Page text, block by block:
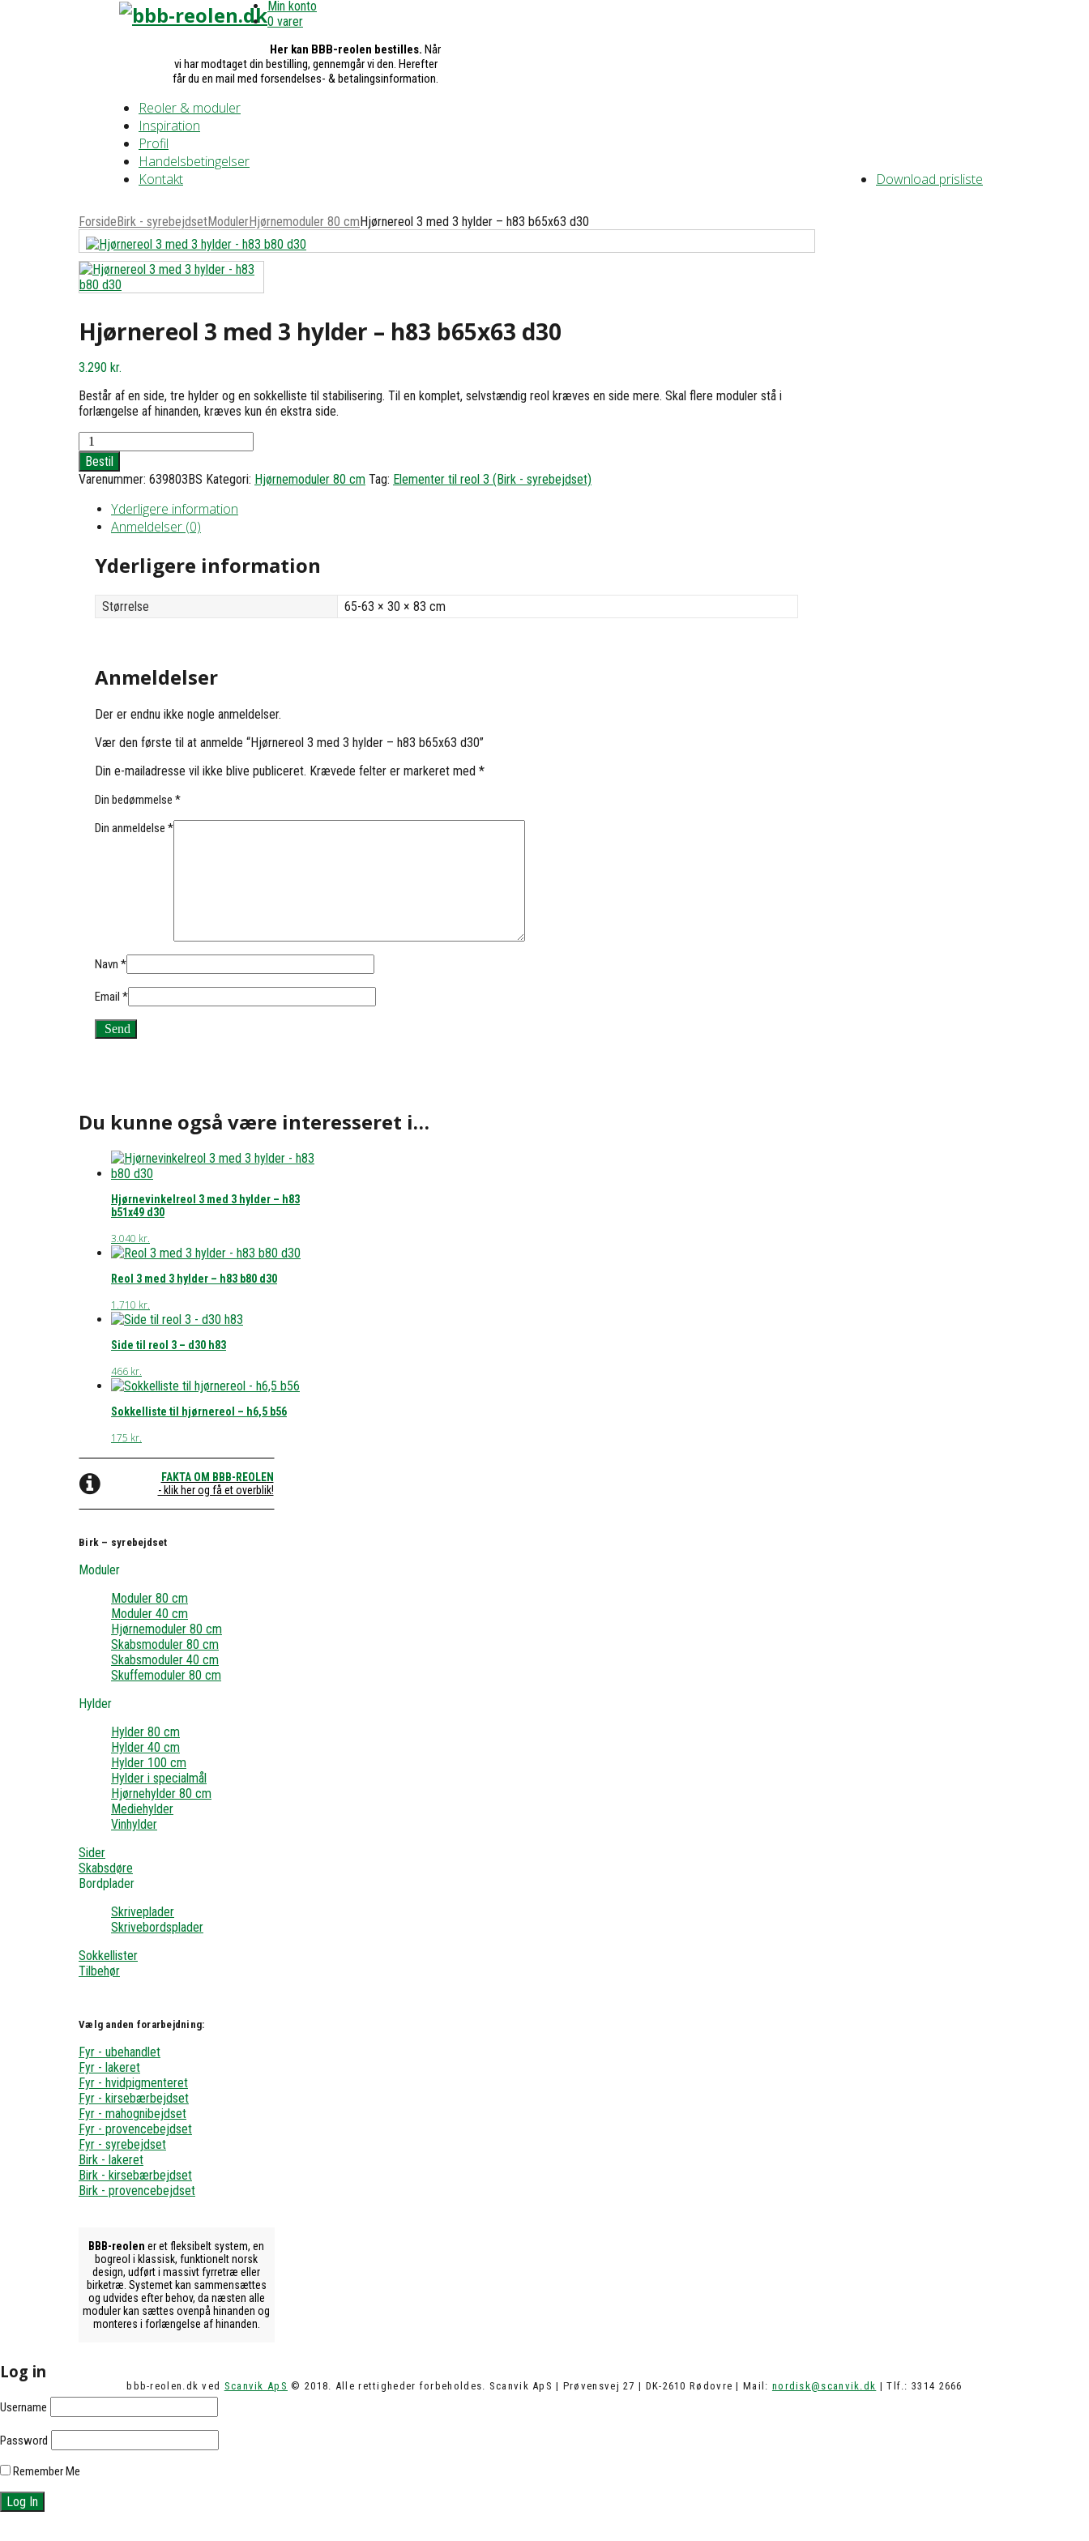
Min konto
0 varer
Her kan BBB-reolen bestilles. Når
vi har modtaget din bestilling, gennemgår vi den. Herefter
får du en mail med forsendelses- & betalingsinformation.
Reoler & moduler
Inspiration
Profil
Handelsbetingelser
Download prisliste
Kontakt
ForsideBirk - syrebejdsetModulerHjørnemoduler 80 cmHjørnereol 3 med 3 hylder – h83 b65x63 d30
Hjørnereol 3 med 3 hylder – h83 b65x63 d30
3.290 kr.
Består af en side, tre hylder og en sokkelliste til stabilisering. Til en komplet, selvstændig reol kræves en side mere. Skal flere moduler stå i
forlængelse af hinanden, kræves kun én ekstra side.
Hjørnereol
3
med
3
antal
Bestil
Varenummer: 639803BS Kategori: Hjørnemoduler 80 cm Tag: Elementer til reol 3 (Birk - syrebejdset)
Yderligere information
Anmeldelser (0)
Yderligere information
Størrelse 65-63 × 30 × 83 cm
Anmeldelser
Der er endnu ikke nogle anmeldelser.
Vær den første til at anmelde “Hjørnereol 3 med 3 hylder – h83 b65x63 d30”
Din e-mailadresse vil ikke blive publiceret. Krævede felter er markeret med *
Din bedømmelse *
Din anmeldelse *
Navn *
Email *
Du kunne også være interesseret i…
Hjørnevinkelreol 3 med 3 hylder – h83
b51x49 d30
3.040 kr.
Reol 3 med 3 hylder – h83 b80 d30
1.710 kr.
Side til reol 3 – d30 h83
466 kr.
Sokkelliste til hjørnereol – h6,5 b56
175 kr.
FAKTA OM BBB-REOLEN
- klik her og få et overblik!
Birk – syrebejdset
Moduler
Moduler 80 cm
Moduler 40 cm
Hjørnemoduler 80 cm
Skabsmoduler 80 cm
Skabsmoduler 40 cm
Skuffemoduler 80 cm
Hylder
Hylder 80 cm
Hylder 40 cm
Hylder 100 cm
Hylder i specialmål
Hjørnehylder 80 cm
Mediehylder
Vinhylder
Sider
Skabsdøre
Bordplader
Skriveplader
Skrivebordsplader
Sokkellister
Tilbehør
Vælg anden forarbejdning:
Fyr - ubehandlet
Fyr - lakeret
Fyr - hvidpigmenteret
Fyr - kirsebærbejdset
Fyr - mahognibejdset
Fyr - provencebejdset
Fyr - syrebejdset
Birk - lakeret
Birk - kirsebærbejdset
Birk - provencebejdset
BBB-reolen er et fleksibelt system, en
bogreol i klassisk, funktionelt norsk
design, udført i massivt fyrretræ eller
birketræ. Systemet kan sammensættes
og udvides efter behov, da næsten alle
moduler kan sættes ovenpå hinanden og
monteres i forlængelse af hinanden.
bbb-reolen.dk ved Scanvik ApS © 2018. Alle rettigheder forbeholdes. Scanvik ApS | Prøvensvej 27 | DK-2610 Rødovre | Mail: nordisk@scanvik.dk | Tlf.: 3314 2666
Log in
Username
Password
Remember Me